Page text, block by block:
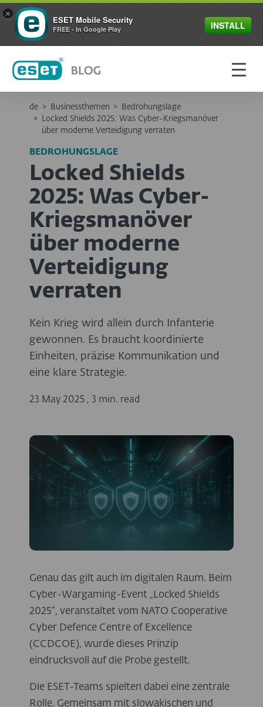
de > Businessthemen >
Bedrohungslage
>
Locked Shields 2025: Was Cyber-Kriegsmanöver
über moderne Verteidigung verraten
BEDROHUNGSLAGE
Locked Shields
2025: Was Cyber-
Kriegsmanöver
über moderne
Verteidigung
verraten
Kein Krieg wird allein durch Infanterie
gewonnen. Es braucht koordinierte
Einheiten, präzise Kommunikation und
eine klare Strategie.
23 May 2025 , 3 min. read
Genau das gilt auch im digitalen Raum. Beim
Cyber-Wargaming-Event „Locked Shields
2025“, veranstaltet vom NATO Cooperative
Cyber Defence Centre of Excellence
(CCDCOE), wurde dieses Prinzip
eindrucksvoll auf die Probe gestellt.
Die ESET-Teams spielten dabei eine zentrale
Rolle. Gemeinsam mit slowakischen und
×
ESET Mobile Security
FREE - In Google Play INSTALL